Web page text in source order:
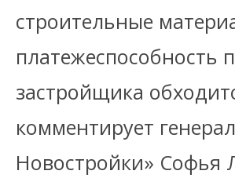
строительные
платежеспособность
застройщика
комментирует
Новостройки» Софья